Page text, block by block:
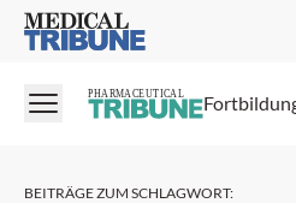
Medical Tribune
PHARMACEUTICAL
BEITRÄGE ZUM SCHLAGWORT: